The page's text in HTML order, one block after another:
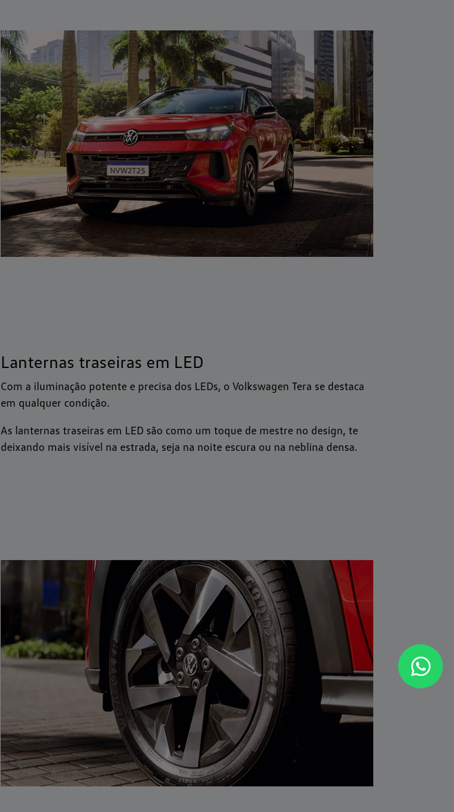
Lanternas traseiras em LED
Com a iluminação potente e precisa dos LEDs, o Volkswagen Tera se destaca
em qualquer condição.
As lanternas traseiras em LED são como um toque de mestre no design, te
deixando mais visível na estrada, seja na noite escura ou na neblina densa.